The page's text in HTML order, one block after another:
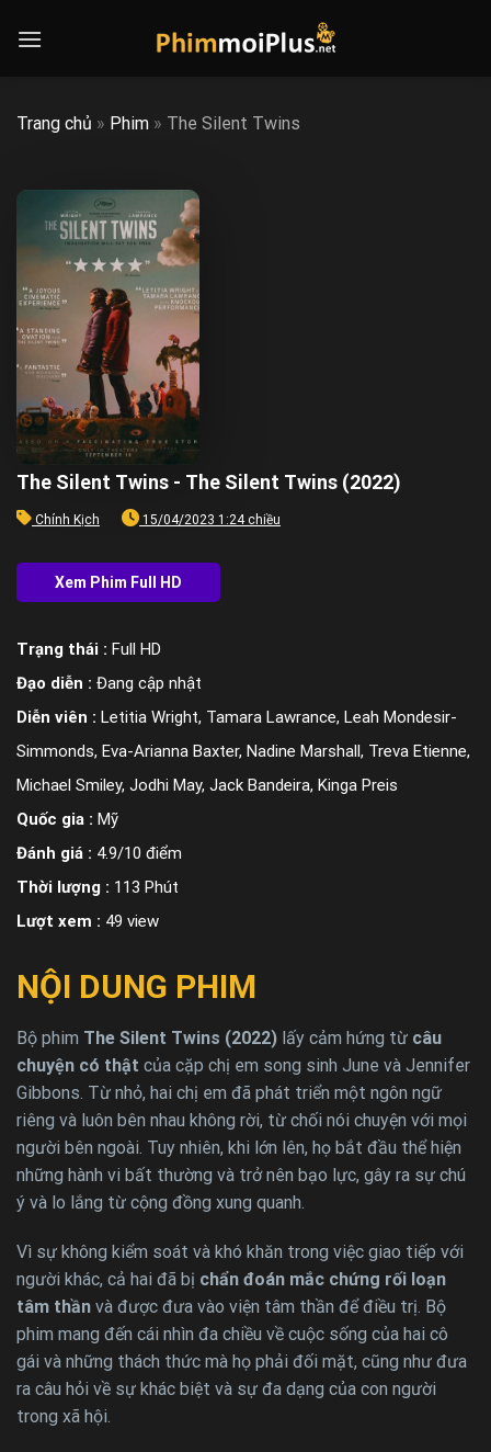
Trang chủ » Phim » The Silent Twins
The Silent Twins - The Silent Twins (2022)
Chính Kịch 15/04/2023 1:24 chiều
Trạng thái : Full HD
Đạo diễn : Đang cập nhật
Diễn viên : Letitia Wright, Tamara Lawrance, Leah Mondesir-
Simmonds, Eva-Arianna Baxter, Nadine Marshall, Treva Etienne,
Michael Smiley, Jodhi May, Jack Bandeira, Kinga Preis
Quốc gia : Mỹ
Đánh giá : 4.9/10 điểm
Thời lượng : 113 Phút
Lượt xem : 49 view
NỘI DUNG PHIM
Bộ phim The Silent Twins (2022) lấy cảm hứng từ câu
chuyện có thật của cặp chị em song sinh June và Jennifer
Gibbons. Từ nhỏ, hai chị em đã phát triển một ngôn ngữ
riêng và luôn bên nhau không rời, từ chối nói chuyện với mọi
người bên ngoài. Tuy nhiên, khi lớn lên, họ bắt đầu thể hiện
những hành vi bất thường và trở nên bạo lực, gây ra sự chú
ý và lo lắng từ cộng đồng xung quanh.
Vì sự không kiểm soát và khó khăn trong việc giao tiếp với
người khác, cả hai đã bị chẩn đoán mắc chứng rối loạn
tâm thần và được đưa vào viện tâm thần để điều trị. Bộ
phim mang đến cái nhìn đa chiều về cuộc sống của hai cô
gái và những thách thức mà họ phải đối mặt, cũng như đưa
ra câu hỏi về sự khác biệt và sự đa dạng của con người
trong xã hội.